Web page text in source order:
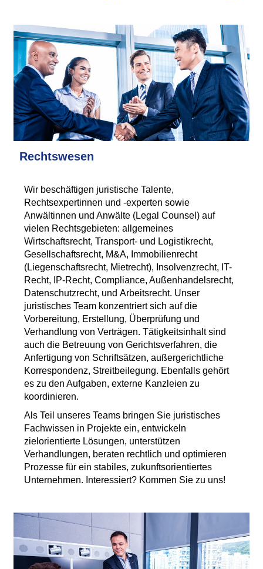
Rechtswesen
Wir beschäftigen juristische Talente,
Rechtsexpertinnen und -experten sowie
Anwältinnen und Anwälte (Legal Counsel) auf
vielen Rechtsgebieten: allgemeines
Wirtschaftsrecht, Transport- und Logistikrecht,
Gesellschaftsrecht, M&A, Immobilienrecht
(Liegenschaftsrecht, Mietrecht), Insolvenzrecht, IT-
Recht, IP-Recht, Compliance, Außenhandelsrecht,
Datenschutzrecht, und Arbeitsrecht. Unser
juristisches Team konzentriert sich auf die
Vorbereitung, Erstellung, Überprüfung und
Verhandlung von Verträgen. Tätigkeitsinhalt sind
auch die Betreuung von Gerichtsverfahren, die
Anfertigung von Schriftsätzen, außergerichtliche
Korrespondenz, Streitbeilegung. Ebenfalls gehört
es zu den Aufgaben, externe Kanzleien zu
koordinieren.
Als Teil unseres Teams bringen Sie juristisches
Fachwissen in Projekte ein, entwickeln
zielorientierte Lösungen, unterstützen
Verhandlungen, beraten rechtlich und optimieren
Prozesse für ein stabiles, zukunftsorientiertes
Unternehmen. Interessiert? Kommen Sie zu uns!